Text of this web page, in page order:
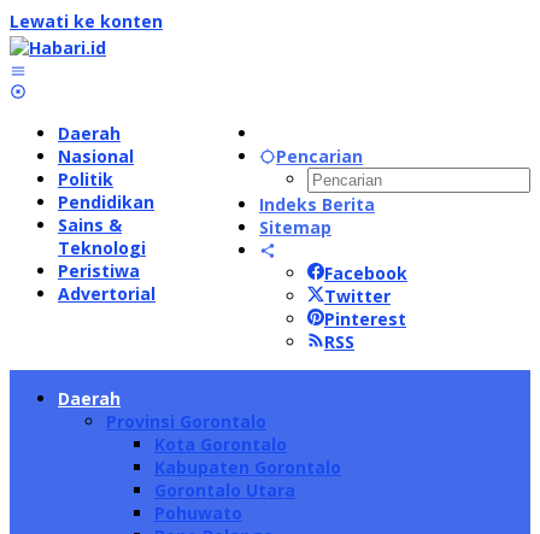
Lewati ke konten
Pencarian
Indeks Berita
Sitemap
Facebook
Twitter
Pinterest
RSS
Daerah
Nasional
Politik
Pendidikan
Sains &
Teknologi
Peristiwa
Advertorial
Daerah
Provinsi Gorontalo
Kota Gorontalo
Kabupaten Gorontalo
Gorontalo Utara
Pohuwato